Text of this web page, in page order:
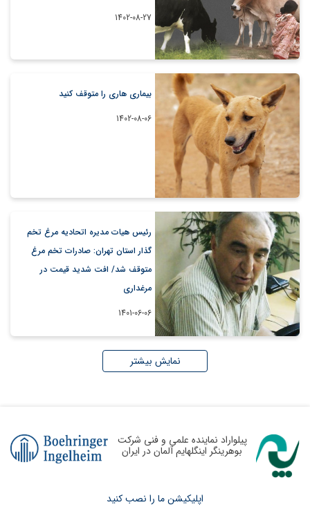
1402-08-27
بیماری هاری را متوقف کنید
1402-08-06
رئیس هیات مدیره اتحادیه مرغ تخم
گذار استان تهران: صادرات تخم مرغ
متوقف شد/ افت شدید قیمت در
مرغداری
1401-06-06
نمایش بیشتر
پیلواراد نماینده علمی و فنی شرکت
بوهرینگر اینگلهایم آلمان در ایران
اپلیکیشن ما را نصب کنید